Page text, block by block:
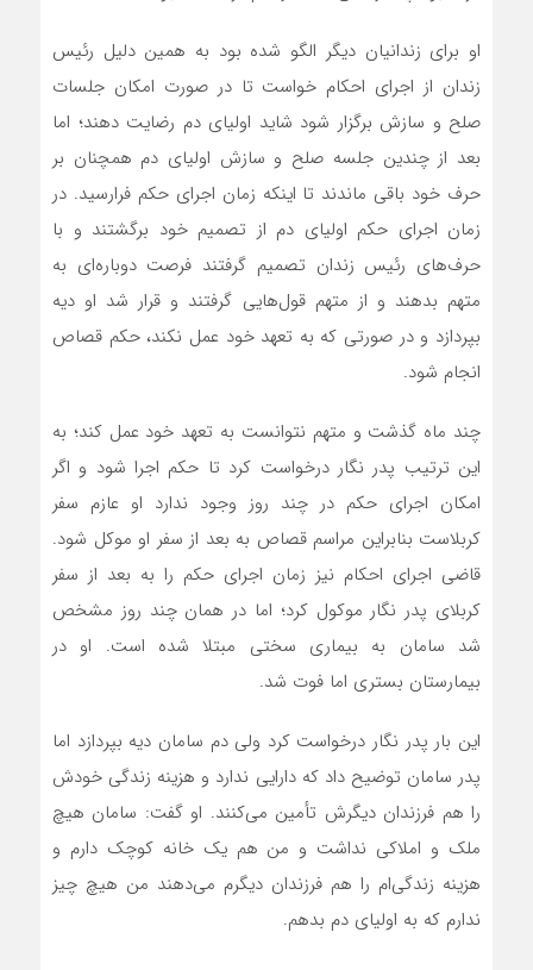
او برای زندانیان دیگر الگو شده بود به همین دلیل رئیس
زندان از اجرای احکام خواست تا در صورت امکان جلسات
صلح و سازش برگزار شود شاید اولیای دم رضایت دهند؛ اما
بعد از چندین جلسه صلح و سازش اولیای دم همچنان بر
حرف خود باقی ماندند تا اینکه زمان اجرای حکم فرارسید. در
زمان اجرای حکم اولیای دم از تصمیم خود برگشتند و با
حرف‌های رئیس زندان تصمیم گرفتند فرصت دوباره‌ای به
متهم بدهند و از متهم قول‌هایی گرفتند و قرار شد او دیه
بپردازد و در صورتی ‌که به تعهد خود عمل نکند، حکم قصاص
انجام شود.
چند ماه گذشت و متهم نتوانست به تعهد خود عمل کند؛ به
این ترتیب پدر نگار درخواست کرد تا حکم اجرا شود و اگر
امکان اجرای حکم در چند روز وجود ندارد او عازم سفر
کربلاست بنابراین مراسم قصاص به بعد از سفر او موکل شود.
قاضی اجرای احکام نیز زمان اجرای حکم را به بعد از سفر
کربلای پدر نگار موکول کرد؛ اما در همان چند روز مشخص
شد سامان به بیماری سختی مبتلا شده است. او در
بیمارستان بستری اما فوت شد.
این بار پدر نگار درخواست کرد ولی دم سامان دیه بپردازد اما
پدر سامان توضیح داد که دارایی ندارد و هزینه زندگی خودش
را هم فرزندان دیگرش تأمین می‌کنند. او گفت: سامان هیچ
ملک و املاکی نداشت و من هم یک خانه کوچک دارم و
هزینه زندگی‌ام را هم فرزندان دیگرم می‌دهند من هیچ چیز
ندارم که به اولیای دم بدهم.